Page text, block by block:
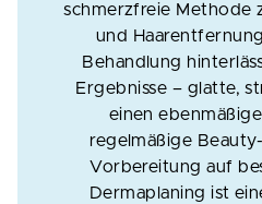
schmerzfreie Methode
und
Behandlung
Ergebnisse – glatte,
einen
regelmäßige
Vorbereitung auf
Dermaplaning ist